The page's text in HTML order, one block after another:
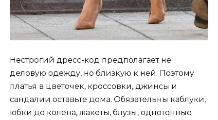
Нестрогий дресс-код предполагает не
деловую одежду, но близкую к ней. Поэтому
платья в цветочек, кроссовки, джинсы и
сандалии оставьте дома. Обязательны каблуки,
юбки до колена, жакеты, блузы, однотонные